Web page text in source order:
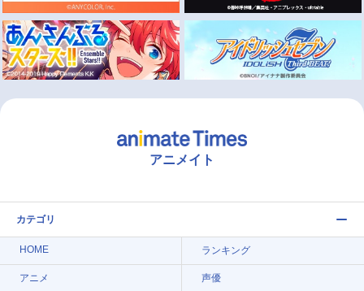
アニメイト
カテゴリ
HOME ランキング
アニメ 声優